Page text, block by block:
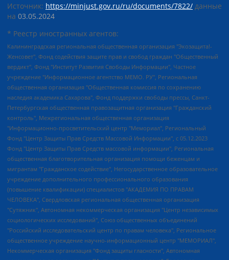
Источник: https://minjust.gov.ru/ru/documents/7822/ данные
на 03.05.2024
* Реестр иностранных агентов:
Калининградская региональная общественная организация "Экозащита!-Женсовет", Фонд содействия защите прав и свобод граждан "Общественный вердикт", Фонд "Институт Развития Свободы Информации", Частное учреждение "Информационное агентство МЕМО. РУ", Региональная общественная организация "Общественная комиссия по сохранению наследия академика Сахарова", Фонд поддержки свободы прессы, Санкт-Петербургская общественная правозащитная организация "Гражданский контроль", Межрегиональная общественная организация "Информационно-просветительский центр "Мемориал", Региональный Фонд "Центр Защиты Прав Средств Массовой Информации", с 05.12.2023 Фонд "Центр Защиты Прав Средств массовой информации", Региональная общественная благотворительная организация помощи беженцам и мигрантам "Гражданское содействие", Негосударственное образовательное учреждение дополнительного профессионального образования (повышение квалификации) специалистов "АКАДЕМИЯ ПО ПРАВАМ ЧЕЛОВЕКА", Свердловская региональная общественная организация "Сутяжник", Автономная некоммерческая организация "Центр независимых социологических исследований", Союз общественных объединений "Российский исследовательский центр по правам человека", Региональное общественное учреждение научно-информационный центр "МЕМОРИАЛ", Некоммерческая организация "Фонд защиты гласности", Автономная некоммерческая организация "Институт прав человека", Городская общественная организация "Екатеринбургское общество "МЕМОРИАЛ", Городская общественная организация "Рязанское историко-просветительское и правозащитное общество "Мемориал" (Рязанский Мемориал), Челябинский региональный орган общественной самодеятельности – женское общественное объединение "Женщины Евразии", Челябинский региональный орган общественной самодеятельности "Уральская правозащитная группа", Фонд содействия защите здоровья и социальной справедливости имени Андрея Рылькова, Автономная Некоммерческая Организация "Аналитический Центр Юрия Левады", Автономная некоммерческая организация социальной поддержки населения "Проект Апрель", Региональная общественная организация помощи женщинам и детям, находящимся в кризисной ситуации "Информационно-методический центр "Анна", Фонд содействия развитию массовых коммуникаций и правовому просвещению "Так-так-Так", Фонд содействия устойчивому развитию "Серебряная тайга", Свердловский региональный общественный фонд социальных проектов "Новое время", "Idel.Реалии", Кавказ.Реалии, Крым.Реалии, Телеканал Настоящее Время, Татаро-башкирская служба Радио Свобода (Azatliq Radiosi), Радио Свободная Европа/Радио Свобода (PCE/PC), "Сибирь.Реалии", "Фактограф", Благотворительный фонд помощи осужденным и их семьям, Автономная некоммерческая организация "Институт глобализации и социальных движений", Фонд "В защиту прав заключенных", Частное учреждение "Центр поддержки и содействия развитию средств массовой информации", Пензенский региональный общественный благотворительный фонд "Гражданский союз", "Север.Реалии", Некоммерческая организация Фонд "Правовая инициатива", Общество с ограниченной ответственностью "Радио Свободная Европа/Радио Свобода", Чешское информационное агентство "MEDIUM-ORIENT", Красноярская региональная общественная организация "Мы против СПИДа", Камалягин Денис Николаевич, Маркелов Сергей Евгеньевич, Пономарев Лев Александрович, Савицкая Людмила Алексеевна, Автономная некоммерческая организация "Центр по работе с проблемой насилия "НАСИЛИЮ.НЕТ", Межрегиональный профессиональный союз работников здравоохранения "Альянс врачей", Юридическое лицо, зарегистрированное в Латвийской Республике, SIA "Medusa Project" (регистрационный номер 40103797863, дата регистрации 10.06.2014), Некоммерческая организация "Фонд по борьбе с коррупцией", Автономная некоммерческая организация "Институт права и публичной политики", Баданин Роман Сергеевич, Гликин Максим Александрович, Железнова Мария Михайловна, Лукьянова Юлия Сергеевна, Маетная Елизавета Витальевна, Маняхин Петр Борисович, Чуракова Ольга Владимировна, Ярош Юлия Петровна, Юридическое лицо "The Insider SIA", зарегистрированное в Риге, Латвийская Республика (дата регистрации 26.06.2015), являющееся администратором доменного имени интернет-издания "The Insider SIA", https://theins.ru, Постернак Алексей Евгеньевич, Рубин Михаил Аркадьевич, Анин Роман Александрович, Юридическое лицо Istories fonds, зарегистрированное в Латвийской Республике (регистрационный номер 50008295751, дата регистрации 24.02.2020), Великовский Дмитрий Александрович, Долинина Ирина Николаевна, Мароховская Алеся Алексеевна, Шлейнов Роман Юрьевич, Шмагун Олеся Валентиновна, Общество с ограниченной ответственностью "Альтаир 2021", Общество с ограниченной ответственностью "Вега 2021", Общество с ограниченной ответственностью "Главный редактор 2021", Общество с ограниченной ответственностью "Ромашки монолит", Важенков Артем Валерьевич, Ивановская областная общественная организация "Центр гендерных исследований", Гурман Юрий Альбертович, Медиапроект "ОВД-Инфо", Егоров Владимир Владимирович, Жилинский Владимир Александрович, Общество с ограниченной ответственностью "ЗП", Иванова София Юрьевна, Карезина Инна Павловна, Кильтау Екатерина Викторовна, Петров Алексей Викторович, Пискунов Сергей Евгеньевич, Смирнов Сергей Сергеевич, Тихонов Михаил Сергеевич, Общество с ограниченной ответственностью "ЖУРНАЛИСТ-ИНОСТРАННЫЙ АГЕНТ", Арапова Галина Юрьевна, Вольтская Татьяна Анатольевна, Американская компания "Mason G.E.S. Anonymous Foundation" (США), являющаяся владельцем интернет-издания https://mnews.world/, Компания "Stichting Bellingcat", зарегистрированная в Нидерландах (дата регистрации 11.07.2018), Захаров Андрей Вячеславович, Клепиковская Екатерина Дмитриевна, Общество с ограниченной ответственностью "МЕМО", Перл Роман Александрович, Симонов Евгений Алексеевич, Соловьева Елена Анатольевна, Сотников Даниил Владимирович, Сурначева Елизавета Дмитриевна, Автономная некоммерческая организация по защите прав человека и информированию населения "Якутия – Наше Мнение", Общество с ограниченной ответственностью "Москоу диджитал медиа", с 26.01.2023 Общество с ограниченной ответственностью "Чайка Белые сады", Ветошкина Валерия Валерьевна, Заговора Максим Александрович, Межрегиональное общественное движение "Российская ЛГБТ - сеть", Оленичев Максим Владимирович, Павлов Иван Юрьевич, Скворцова Елена Сергеевна, Общество с ограниченной ответственностью "Как бы инагент", Кочетков Игорь Викторович, Общество с ограниченной ответственностью "Честные выборы", Еланчик Олег Александрович, Общество с ограниченной ответственностью "Нобелевский призыв", Гималова Регина Эмилевна, Григорьев Андрей Валерьевич, Григорьева Алина Александровна, Ассоциация по содействию защите прав призывников, альтернативнослужащих и военнослужащих "Правозащитная группа "Гражданин.Армия.Право", Хисамова Регина Фаритовна, Автономная некоммерческая организация по реализации социально-правовых программ "Лилит", Дальневосточное общественное движение "Маяк", Санкт-Петербургская ЛГБТ-инициативная группа "Выход", Инициативная группа ЛГБТ+ "Реверс", Алексеев Андрей Викторович, Бекбулатова Таисия Львовна, Беляев Иван Михайлович, Владыкина Елена Сергеевна, Гельман Марат Александрович, Никульшина Вероника Юрьевна, Толоконникова Надежда Андреевна, Шендерович Виктор Анатольевич, Общество с ограниченной ответственностью "Данное сообщение", Общество с ограниченной ответственностью Издательский дом "Новая глава", Айнбиндер Александра Александровна, Московский комьюнити-центр для ЛГБТ+инициатив, Благотворительный фонд развития филантропии, Deutsche Welle (Германия, Kurt-Schumacher-Strasse 3, 53113 Bonn), Борзунова Мария Михайловна, Воробьев Виктор Викторович, Голубева Анна Львовна, Константинова Алла Михайловна, Малкова Ирина Владимировна, Мурадов Мурад Абдулгалимович, Осетинская Елизавета Николаевна, Понасенков Евгений Николаевич, Ганапольский Матвей Юрьевич, Киселев Евгений Алексеевич, Борухович Ирина Григорьевна, Дремин Иван Тимофеевич, Дубровский Дмитрий Викторович, Красноярская региональная общественная организация поддержки и развития альтернативных образовательных технологий и межкультурных коммуникаций "ИНТЕРРА", Маяковская Екатерина Алексеевна, Фейгин Марк Захарович, Филимонов Андрей Викторович, Дзугкоева Регина Николаевна, Доброхотов Роман Александрович, Дудь Юрий Александрович, Елкин Сергей Владимирович, Кругликов Кирилл Игоревич, Сабунаева Мария Леонидовна, Семенов Алексей Владимирович, Шаинян Карен Багратович, Шульман Екатерина Михайловна, Асафьев Артур Валерьевич, Вахштайн Виктор Семенович, Венедиктов Алексей Алексеевич, Лушникова Екатерина Евгеньевна, Волков Леонид Михайлович, Невзоров Александр Глебович, Пархоменко Сергей Борисович, Сироткин Ярослав Николаевич, Кара-Мурза Владимир Владимирович, Баранова Наталья Владимировна, Гозман Леонид Яковлевич, Кагарлицкий Борис Юльевич, Климарев Михаил Валерьевич, Милов Владимир Станиславович, Автономная некоммерческая организация Краснодарский центр современного искусства "Типография", Моргенштерн Алишер Тагирович, Соболь Любовь Эдуардовна, Общество с ограниченной ответственностью "ЛИЗА НОРМ", Каспаров Гарри Кимович, Ходорковский Михаил Борисович, Общество с ограниченной ответственностью "Апрельские тезисы", Данилович Ирина Брониславовна, Кашин Олег Владимирович, Петров Николай Владимирович, Пивоваров Алексей Владимирович, Соколов Михаил Владимирович, Цветкова Юлия Владимировна, Чичваркин Евгений Александрович, Комитет против пыток/Команда против пыток, Общество с ограниченной ответственностью "Первый научный", Общество с ограниченной ответственностью "Вертолет и ко", Белоцерковская Вероника Борисовна, Кац Максим Евгеньевич, Лазарева Татьяна Юрьевна, Шаведдинов Руслан Табризович, Яшин Илья Валерьевич, Общество с ограниченной ответственностью "Иноагент ААВ", Алешковский Дмитрий Петрович, Альбац Евгения Марковна, Быков Дмитрий Львович, Галямина Юлия Евгеньевна, Лойко Сергей Леонидович, Мартынов Кирилл Константинович, Медведев Сергей Александрович, Крашенинников Федор Геннадиевич, Гордеева Катерина Вл